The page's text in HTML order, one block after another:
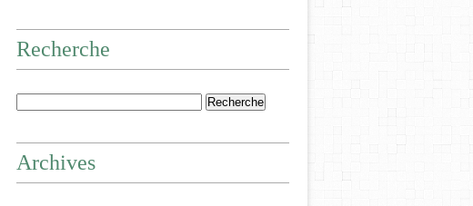
Recherche
Archives